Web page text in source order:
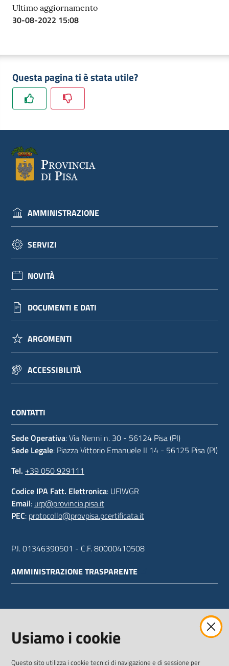
Ultimo aggiornamento
30-08-2022 15:08
Questa pagina ti è stata utile?
AMMINISTRAZIONE
SERVIZI
NOVITÀ
DOCUMENTI E DATI
ARGOMENTI
ACCESSIBILITÀ
CONTATTI
Sede Operativa: Via Nenni n. 30 - 56124 Pisa (PI)
Sede Legale: Piazza Vittorio Emanuele II 14 - 56125 Pisa (PI)
Tel. +39 050 929111
Codice IPA Fatt. Elettronica: UFIWGR
Email: urp@provincia.pisa.it
PEC: protocollo@provpisa.pcertificata.it
P.I. 01346390501 - C.F. 80000410508
AMMINISTRAZIONE TRASPARENTE
Usiamo i cookie
Questo sito utilizza i cookie tecnici di navigazione e di sessione per